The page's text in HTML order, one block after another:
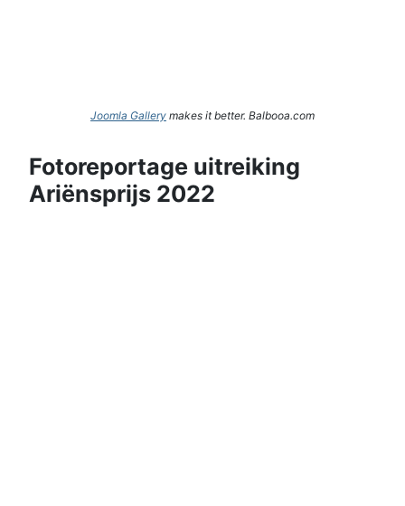
Joomla Gallery makes it better. Balbooa.com
Fotoreportage uitreiking
Ariënsprijs 2022